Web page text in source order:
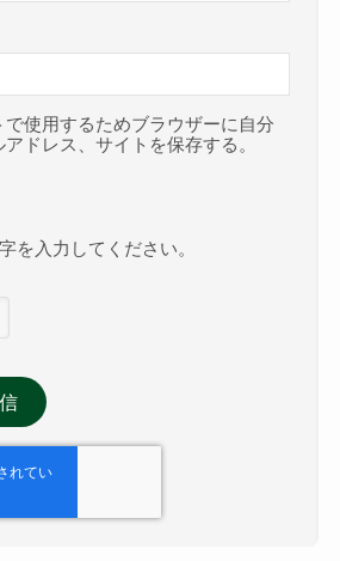
で使用するためブラウザーに自分
ドレス、サイトを保存する。
を入力してください。